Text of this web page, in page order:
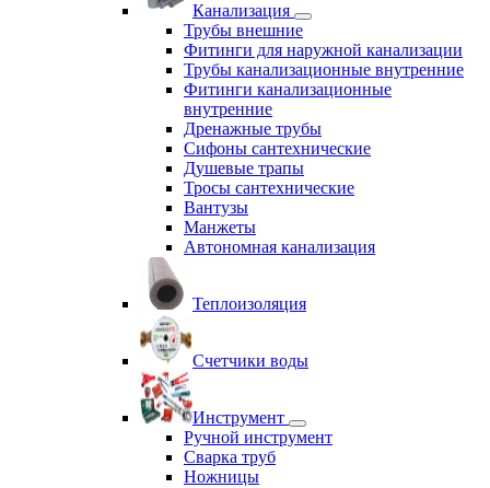
Канализация
Трубы внешние
Фитинги для наружной канализации
Трубы канализационные внутренние
Фитинги канализационные
внутренние
Дренажные трубы
Сифоны сантехнические
Душевые трапы
Тросы сантехнические
Вантузы
Манжеты
Автономная канализация
Теплоизоляция
Счетчики воды
Инструмент
Ручной инструмент
Сварка труб
Ножницы